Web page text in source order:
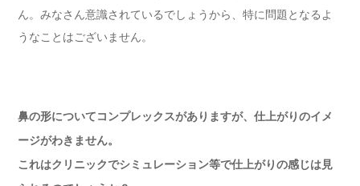
ん。みなさん意識されているでしょうから、特に問題となるよ
うなことはございません。
鼻の形についてコンプレックスがありますが、仕上がりのイメ
ージがわきません。
これはクリニックでシミュレーション等で仕上がりの感じは見